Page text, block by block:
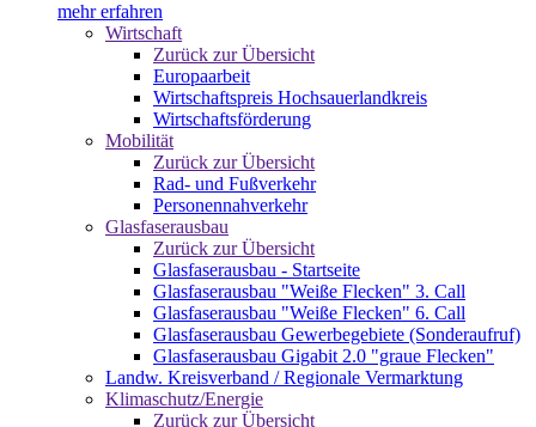
mehr erfahren
Wirtschaft
Zurück zur Übersicht
Europaarbeit
Wirtschaftspreis Hochsauerlandkreis
Wirtschaftsförderung
Mobilität
Zurück zur Übersicht
Rad- und Fußverkehr
Personennahverkehr
Glasfaserausbau
Zurück zur Übersicht
Glasfaserausbau - Startseite
Glasfaserausbau "Weiße Flecken" 3. Call
Glasfaserausbau "Weiße Flecken" 6. Call
Glasfaserausbau Gewerbegebiete (Sonderaufruf)
Glasfaserausbau Gigabit 2.0 "graue Flecken"
Landw. Kreisverband / Regionale Vermarktung
Klimaschutz/Energie
Zurück zur Übersicht